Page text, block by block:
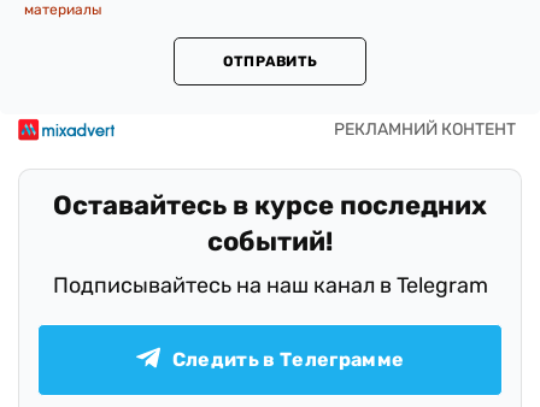
материалы
ОТПРАВИТЬ
Оставайтесь в курсе последних
событий!
Подписывайтесь на наш канал в Telegram
Следить в Телеграмме